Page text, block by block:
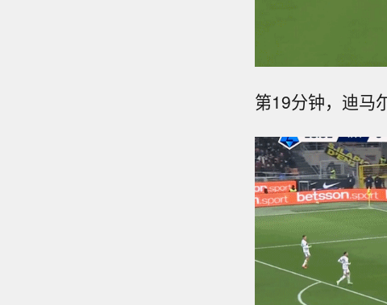
第19分钟，迪马